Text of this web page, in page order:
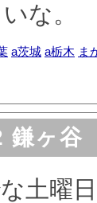
な。
a茨城 a栃木 ま
鎌ヶ谷
土曜日